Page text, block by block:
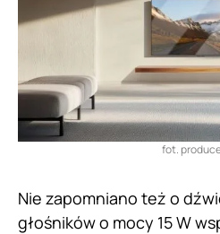
fot.
Nie zapomniano też o
głośników o mocy 15 W